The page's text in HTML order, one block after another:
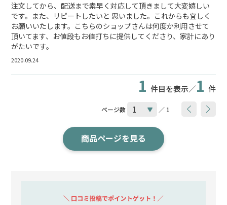
注文してから、配送まで素早く対応して頂きまして大変嬉しい
です。また、リピートしたいと 思いました。これからも宜しく
お願いいたします。こちらのショップさんは何度か利用させて
頂いてます、お値段もお値打ちに提供してくださり、家計にあり
がたいです。
2020.09.24
1 件目を表示／1 件
ページ数 ／ 1
商品ページを見る